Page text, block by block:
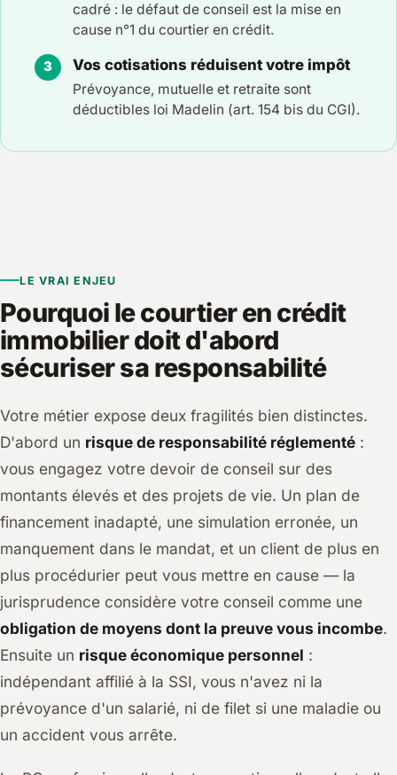
cadré : le défaut de conseil est la mise en
cause n°1 du courtier en crédit.
Vos cotisations réduisent votre impôt
Prévoyance, mutuelle et retraite sont
déductibles loi Madelin (art. 154 bis du CGI).
LE VRAI ENJEU
Pourquoi le courtier en crédit
immobilier doit d'abord
sécuriser sa responsabilité
Votre métier expose deux fragilités bien distinctes.
D'abord un risque de responsabilité réglementé :
vous engagez votre devoir de conseil sur des
montants élevés et des projets de vie. Un plan de
financement inadapté, une simulation erronée, un
manquement dans le mandat, et un client de plus en
plus procédurier peut vous mettre en cause — la
jurisprudence considère votre conseil comme une
obligation de moyens dont la preuve vous incombe.
Ensuite un risque économique personnel :
indépendant affilié à la SSI, vous n'avez ni la
prévoyance d'un salarié, ni de filet si une maladie ou
un accident vous arrête.